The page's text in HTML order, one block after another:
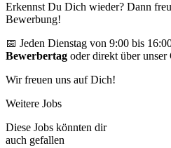
Erkennst Du Dich wieder? Dann
Bewerbung!
📅 Jeden Dienstag von 9:00 bis
Bewerbertag oder direkt über
Wir freuen uns auf Dich!
Weitere Jobs
Diese Jobs könnten dir
auch gefallen